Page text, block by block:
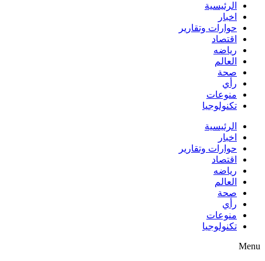
الرئيسية
اخبار
حوارات وتقارير
اقتصاد
رياضه
العالم
صحة
رأي
منوعات
تكنولوجيا
الرئيسية
اخبار
حوارات وتقارير
اقتصاد
رياضه
العالم
صحة
رأي
منوعات
تكنولوجيا
Menu